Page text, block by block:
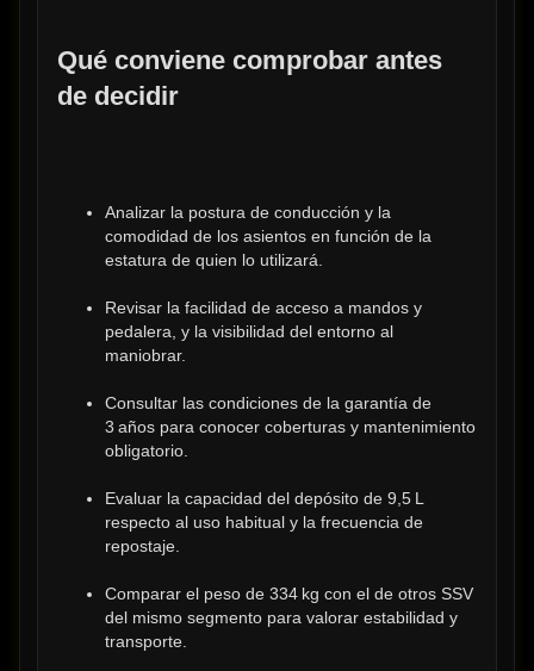
Qué conviene comprobar antes
de decidir
Analizar la postura de conducción y la
comodidad de los asientos en función de la
estatura de quien lo utilizará.
Revisar la facilidad de acceso a mandos y
pedalera, y la visibilidad del entorno al
maniobrar.
Consultar las condiciones de la garantía de
3 años para conocer coberturas y mantenimiento
obligatorio.
Evaluar la capacidad del depósito de 9,5 L
respecto al uso habitual y la frecuencia de
repostaje.
Comparar el peso de 334 kg con el de otros SSV
del mismo segmento para valorar estabilidad y
transporte.